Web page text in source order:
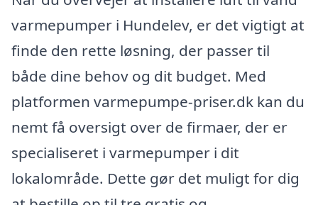
varmepumper i Hundelev, er det vigtigt at
finde den rette løsning, der passer til
både dine behov og dit budget. Med
platformen varmepumpe-priser.dk kan du
nemt få oversigt over de firmaer, der er
specialiseret i varmepumper i dit
lokalområde. Dette gør det muligt for dig